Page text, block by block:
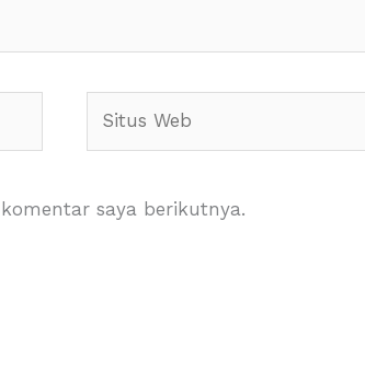
Web
saya berikutnya.